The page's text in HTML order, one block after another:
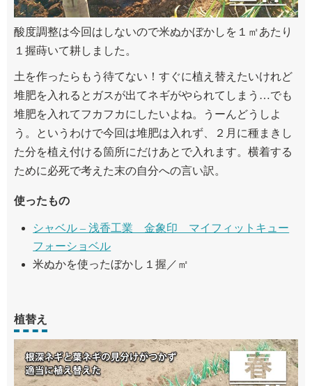
酸度調整は今回はしないので米ぬかぼかしを１㎡あたり
１握蒔いて耕しました。
土を作ったらもう待てない！すぐに植え替えたいけれど
堆肥を入れるとガスが出てネギがやられてしまう…でも
堆肥を入れてフカフカにしたいよね。うーんどうしよ
う。というわけで今回は堆肥は入れず、２月に種まきし
た分を植え付ける箇所にだけあとで入れます。横着する
ために必死で考えた末の自分への言い訳。
使ったもの
シャベル – 浅香工業 金象印 マイフィットキュー
フォーショベル
米ぬかを使ったぼかし１握／㎡
植替え